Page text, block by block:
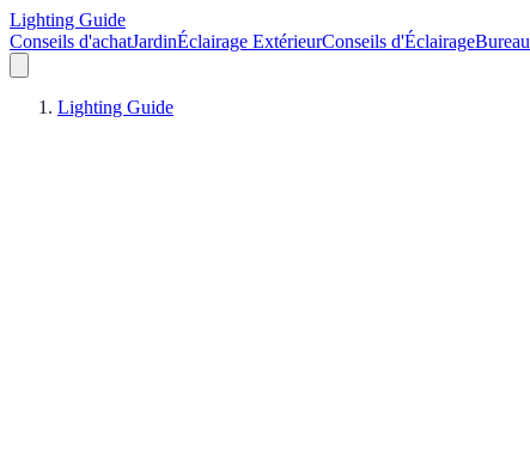
Lighting Guide
Conseils d'achatJardinÉclairage ExtérieurConseils d'ÉclairageBureau
Lighting Guide